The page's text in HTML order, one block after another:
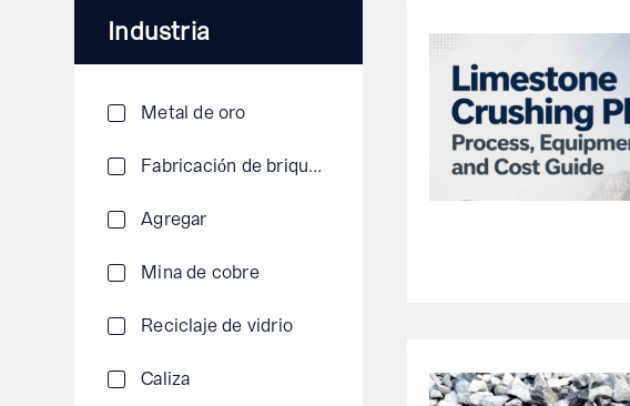
Industria
Metal de oro
Fabricación de briquetas
Agregar
Mina de cobre
Reciclaje de vidrio
Caliza